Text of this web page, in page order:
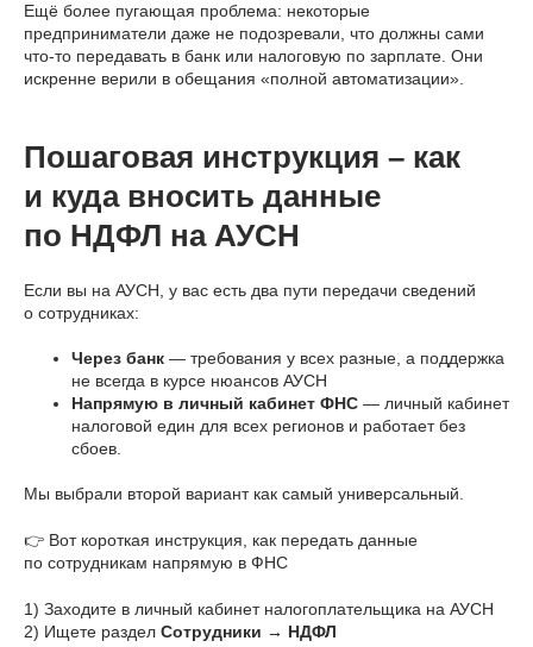
Ещё более пугающая проблема: некоторые
предприниматели даже не подозревали, что должны сами
что-то передавать в банк или налоговую по зарплате. Они
искренне верили в обещания «полной автоматизации».
Пошаговая инструкция – как
и куда вносить данные
по НДФЛ на АУСН
Если вы на АУСН, у вас есть два пути передачи сведений
о сотрудниках:
Через банк — требования у всех разные, а поддержка
не всегда в курсе нюансов АУСН
Напрямую в личный кабинет ФНС — личный кабинет
налоговой един для всех регионов и работает без
сбоев.
Мы выбрали второй вариант как самый универсальный.
👉 Вот короткая инструкция, как передать данные
по сотрудникам напрямую в ФНС
1) Заходите в личный кабинет налогоплательщика на АУСН
2) Ищете раздел Сотрудники → НДФЛ